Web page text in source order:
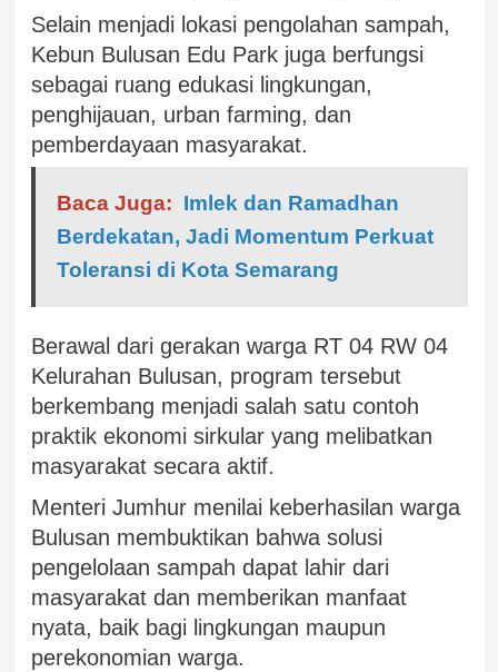
Selain menjadi lokasi pengolahan sampah,
Kebun Bulusan Edu Park juga berfungsi
sebagai ruang edukasi lingkungan,
penghijauan, urban farming, dan
pemberdayaan masyarakat.
Baca Juga: Imlek dan Ramadhan
Berdekatan, Jadi Momentum Perkuat
Toleransi di Kota Semarang
Berawal dari gerakan warga RT 04 RW 04
Kelurahan Bulusan, program tersebut
berkembang menjadi salah satu contoh
praktik ekonomi sirkular yang melibatkan
masyarakat secara aktif.
Menteri Jumhur menilai keberhasilan warga
Bulusan membuktikan bahwa solusi
pengelolaan sampah dapat lahir dari
masyarakat dan memberikan manfaat
nyata, baik bagi lingkungan maupun
perekonomian warga.